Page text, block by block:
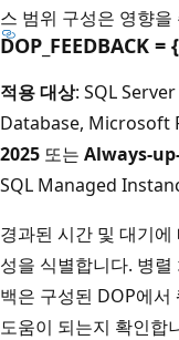
스 범위 구성은 영향을
DOP_FEEDBACK
적용 대상: SQL
Database, Microsoft
2025 또는 Always-
SQL Managed
경과된 시간 및 대기
성을 식별합니다. 병
백은 구성된 DOP에
도움이 되는지 확인합